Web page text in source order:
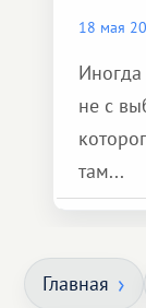
18 мая
Иногда
не с
там...
Главная